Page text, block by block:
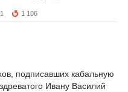
1 106
подписавших кабальную
Ивану Василий